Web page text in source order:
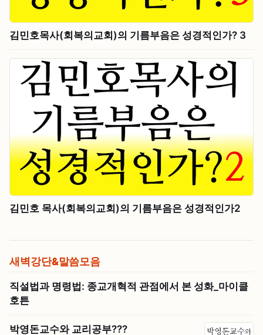
김민호목사(회복의교회)의 기름부음은 성경적인가? 3
김민호 목사(회복의교회)의 기름부음은 성경적인가2
새벽강단&말씀모음
직설법과 명령법: 종교개혁적 관점에서 본 성화_마이클
호튼
박영돈교수와 교리공부???